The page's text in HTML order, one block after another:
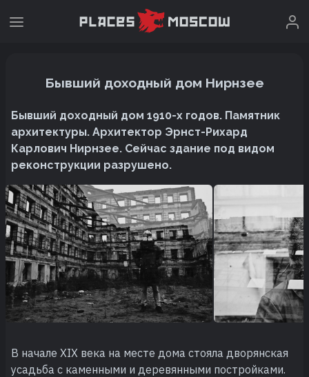
Бывший доходный дом Нирнзее
Бывший доходный дом 1910-х годов. Памятник
архитектуры. Архитектор Эрнст-Рихард
Карлович Нирнзее. Сейчас здание под видом
реконструкции разрушено.
В начале XIX века на месте дома стояла дворянская
усадьба с каменными и деревянными постройками.